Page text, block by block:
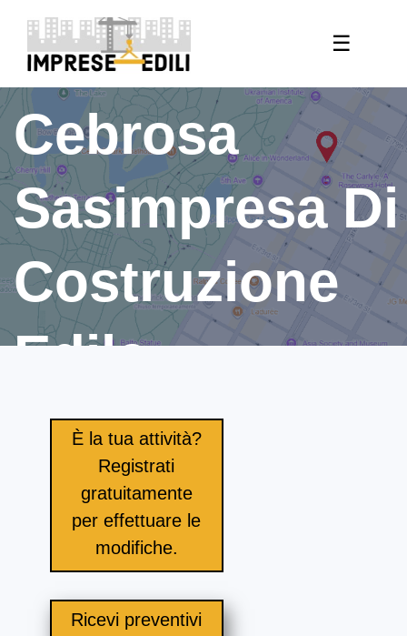
☰
Investimenti
Cebrosa
Sasimpresa Di
Costruzione
Edile
51, Largo Brescia, 10152, Torino (TO)
È la tua attività?
Registrati
gratuitamente
per effettuare le
modifiche.
Ricevi preventivi